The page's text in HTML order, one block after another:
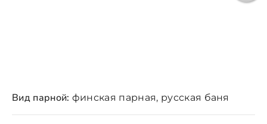
Вид парной: финская парная, русская баня